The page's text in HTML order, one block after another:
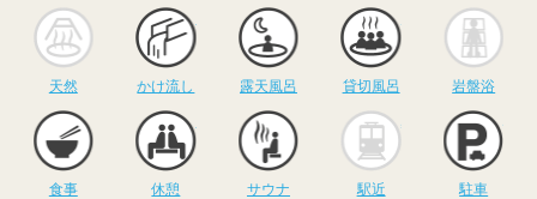
天然
かけ流し
かけ流し
露天風呂
露天風呂
貸切風呂
貸切風呂 岩盤浴
食事 休憩
サウナ
サウナ 駅近 駐車